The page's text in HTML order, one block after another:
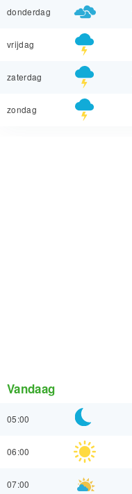
donderdag
vrijdag
zaterdag
zondag
Vandaag
05:00
06:00
07:00